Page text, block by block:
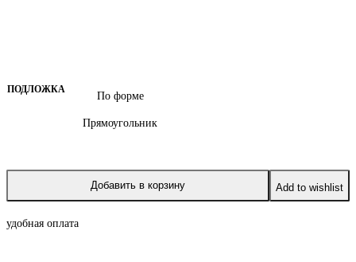
ПОДЛОЖКА
По форме
Прямоугольник
Добавить в корзину Add to wishlist
удобная оплата